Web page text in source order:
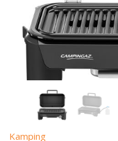
Kamping